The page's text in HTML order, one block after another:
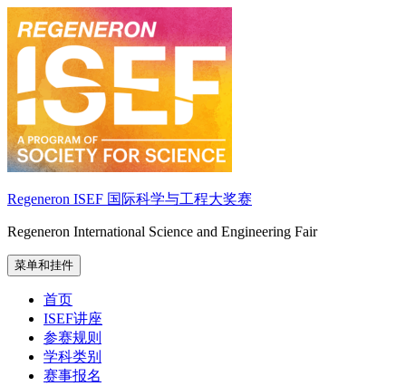
至
内
Regeneron ISEF 国际科学与工程大奖赛
Regeneron International Science and Engineering Fair
菜单和挂件
首页
ISEF讲座
参赛规则
学科类别
赛事报名